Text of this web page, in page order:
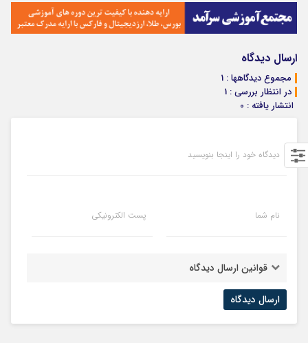
ارسال دیدگاه
مجموع دیدگاهها : 1
در انتظار بررسی : 1
انتشار یافته : 0
دیدگاه خود را اینجا بنویسید
نام شما پست الکترونیکی
قوانین ارسال دیدگاه